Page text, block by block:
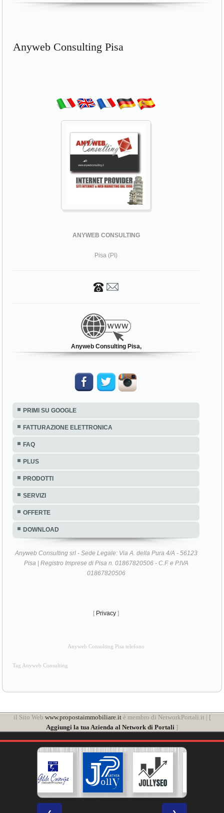
Anyweb Consulting Pisa
ANYWEB CONSULTING
Pisa (PI)
Anyweb Consulting Pisa,
PRIMI SU GOOGLE
FATTURAZIONE ELETTRONICA
FAQ
PLUS
PRODOTTI
SERVIZI
OFFERTE
DOWNLOAD
Anyweb Consulting srl - Sede Legale: Via A. della Pura 4/A - 56123
Pisa | Registro Imprese di Pisa n. 01867820506 - C.F. e P.IVA
01867820506
[ Privacy ]
Anyweb Consulting Pisa telefono
Tag Anyweb Consulting
il Sito Web www.propostaimmobiliare.itè membro di NetworkPortali.it | [
Aggiungi la tua Azienda al Network di Portali ]